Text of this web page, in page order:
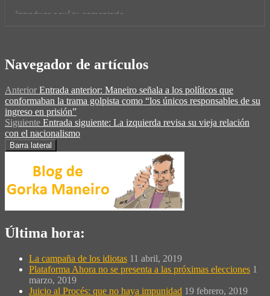
Navegador de artículos
Anterior Entrada anterior: Maneiro señala a los políticos que
conformaban la trama golpista como “los únicos responsables de su
ingreso en prisión”
Siguiente Entrada siguiente: La izquierda revisa su vieja relación
con el nacionalismo
Barra lateral
Última hora:
La campaña de los idiotas 11 abril, 2019
Plataforma Ahora no se presenta a las próximas elecciones 1
marzo, 2019
Juicio al Procés: que no haya impunidad 19 febrero, 2019